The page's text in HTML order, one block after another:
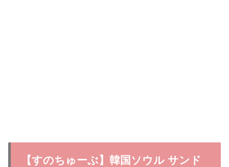
【すのちゅーぶ】韓国ソウル サンド